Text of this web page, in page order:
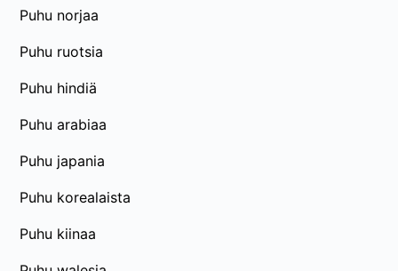
Puhu norjaa
Puhu ruotsia
Puhu hindiä
Puhu arabiaa
Puhu japania
Puhu korealaista
Puhu kiinaa